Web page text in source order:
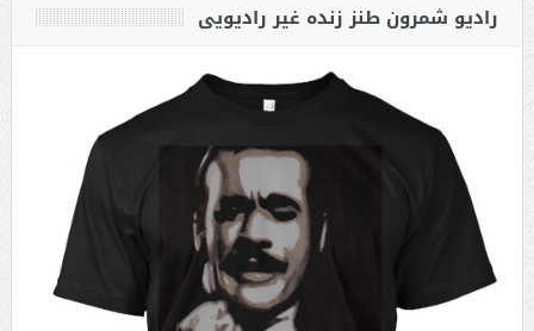
رادیو شمرون طنز زنده غیر رادیویی